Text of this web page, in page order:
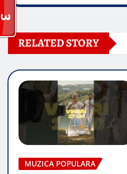
RELATED STORY
MUZICA POPULARA